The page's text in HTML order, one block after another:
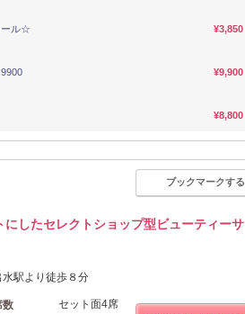
ール☆ ¥3,850
¥9,900
¥8,800
ブックマークする
にしたセレクトショップ型ビューティーサ
駅より徒歩８分
数 セット面4席